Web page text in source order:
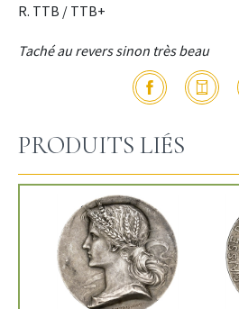
R. TTB / TTB+
Taché au revers sinon très beau
PRODUITS LIÉS